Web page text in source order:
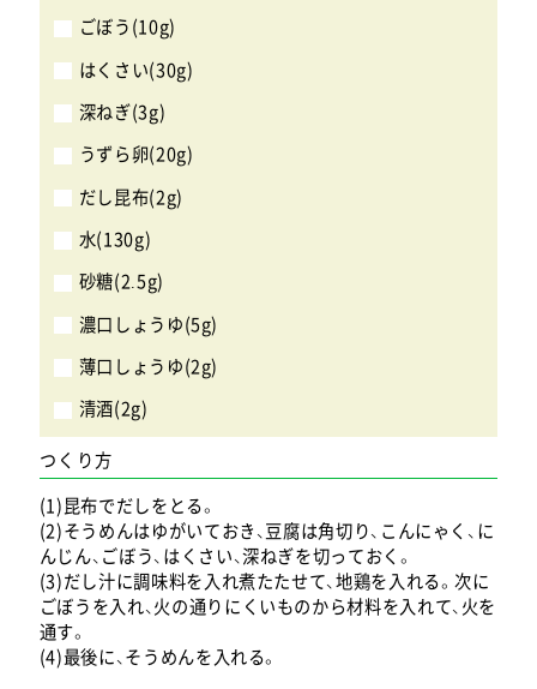
ごぼう(10g)
はくさい(30g)
深ねぎ(3g)
うずら卵(20g)
だし昆布(2g)
水(130g)
砂糖(2.5g)
濃口しょうゆ(5g)
薄口しょうゆ(2g)
清酒(2g)
つくり方
(1)昆布でだしをとる。
(2)そうめんはゆがいておき、豆腐は角切り、こんにゃく、に
んじん、ごぼう、はくさい、深ねぎを切っておく。
(3)だし汁に調味料を入れ煮たたせて、地鶏を入れる。次に
ごぼうを入れ、火の通りにくいものから材料を入れて、火を
通す。
(4)最後に、そうめんを入れる。